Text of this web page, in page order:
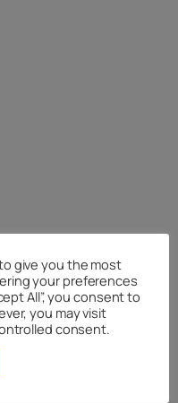
give you the most
your preferences
All”, you consent to
you may visit
consent.